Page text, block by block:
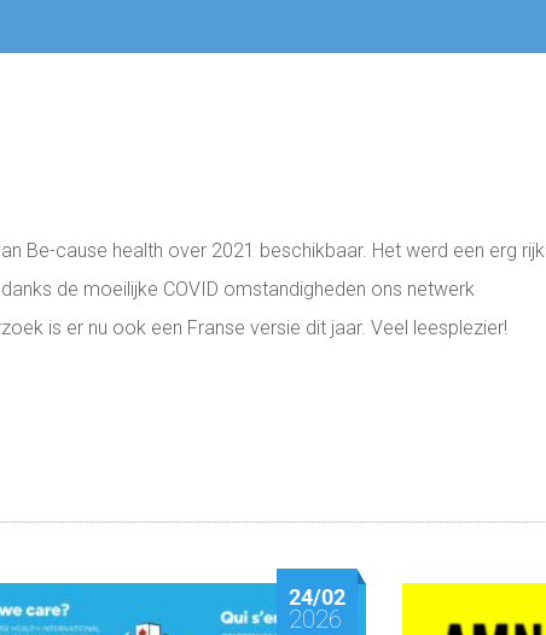
Be-cause health over 2021 beschikbaar. Het werd een erg rijk
de moeilijke COVID omstandigheden ons netwerk
is er nu ook een Franse versie dit jaar. Veel leesplezier!
24/02
2026